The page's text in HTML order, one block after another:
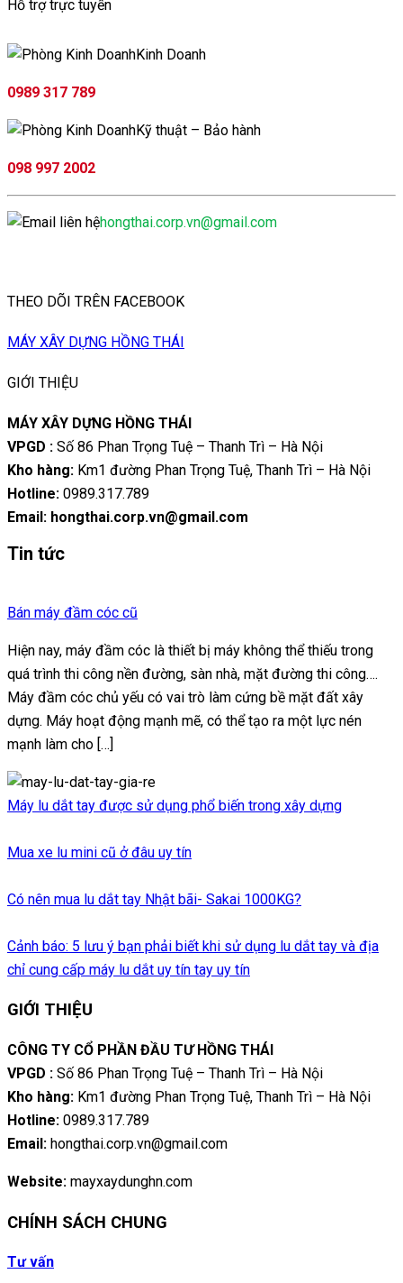
Hỗ trợ trực tuyến
Kinh Doanh
0989 317 789
Kỹ thuật – Bảo hành
098 997 2002
hongthai.corp.vn@gmail.com
THEO DÕI TRÊN FACEBOOK
MÁY XÂY DỰNG HỒNG THÁI
GIỚI THIỆU
MÁY XÂY DỰNG HỒNG THÁI
VPGD : Số 86 Phan Trọng Tuệ – Thanh Trì – Hà Nội
Kho hàng: Km1 đường Phan Trọng Tuệ, Thanh Trì – Hà Nội
Hotline: 0989.317.789
Email: hongthai.corp.vn@gmail.com
Tin tức
Bán máy đầm cóc cũ
Hiện nay, máy đầm cóc là thiết bị máy không thể thiếu trong
quá trình thi công nền đường, sàn nhà, mặt đường thi công….
Máy đầm cóc chủ yếu có vai trò làm cứng bề mặt đất xây
dựng. Máy hoạt động mạnh mẽ, có thể tạo ra một lực nén
mạnh làm cho […]
Máy lu dắt tay được sử dụng phổ biến trong xây dựng
Mua xe lu mini cũ ở đâu uy tín
Có nên mua lu dắt tay Nhật bãi- Sakai 1000KG?
Cảnh báo: 5 lưu ý bạn phải biết khi sử dụng lu dắt tay và địa
chỉ cung cấp máy lu dắt uy tín tay uy tín
GIỚI THIỆU
CÔNG TY CỔ PHẦN ĐẦU TƯ HỒNG THÁI
VPGD : Số 86 Phan Trọng Tuệ – Thanh Trì – Hà Nội
Kho hàng: Km1 đường Phan Trọng Tuệ, Thanh Trì – Hà Nội
Hotline: 0989.317.789
Email: hongthai.corp.vn@gmail.com
Website: mayxaydunghn.com
CHÍNH SÁCH CHUNG
Tư vấn